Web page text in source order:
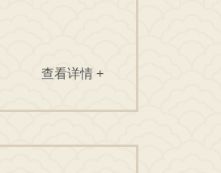
查看详情 +